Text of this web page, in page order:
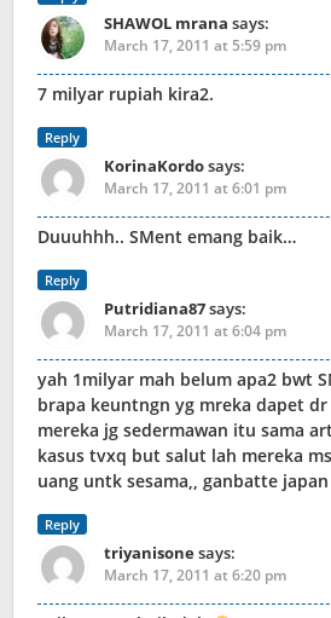
SHAWOL mrana says:
March 17, 2011 at 5:59 pm
7 milyar rupiah kira2.
Reply
KorinaKordosays:
March 17, 2011 at 6:01 pm
Duuuhhh.. SMent emang baik…
Reply
Putridiana87says:
March 17, 2011 at 6:04 pm
yah 1milyar mah belum apa2 bwt
brapa keuntngn yg mreka dapet
mereka jg sedermawan itu sama
kasus tvxq but salut lah mereka
uang untk sesama,, ganbatte japan
Reply
triyanisonesays:
March 17, 2011 at 6:20 pm